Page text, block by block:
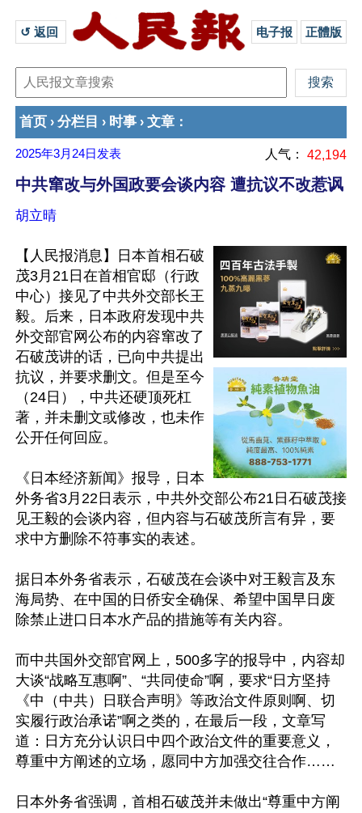
↺ 返回 电子报 正體版
首页 › 分栏目 › 时事 › 文章 ：
2025年3月24日 发表 人气： 42,194
中共窜改与外国政要会谈内容 遭抗议不改惹讽
胡立晴
【人民报消息】日本首相石破
茂3月21日在首相官邸（行政
中心）接见了中共外交部长王
毅。后来，日本政府发现中共
外交部官网公布的内容窜改了
石破茂讲的话，已向中共提出
抗议，并要求删文。但是至今
（24日），中共还硬顶死杠
著，并未删文或修改，也未作
公开任何回应。
《日本经济新闻》报导，日本
外务省3月22日表示，中共外交部公布21日石破茂接
见王毅的会谈内容，但内容与石破茂所言有异，要
求中方删除不符事实的表述。
据日本外务省表示，石破茂在会谈中对王毅言及东
海局势、在中国的日侨安全确保、希望中国早日废
除禁止进口日本水产品的措施等有关内容。
而中共国外交部官网上，500多字的报导中，内容却
大谈“战略互惠啊”、“共同使命”啊，要求“日方坚持
《中（中共）日联合声明》等政治文件原则啊、切
实履行政治承诺”啊之类的，在最后一段，文章写
道：日方充分认识日中四个政治文件的重要意义，
尊重中方阐述的立场，愿同中方加强交往合作……
日本外务省强调，首相石破茂并未做出“尊重中方阐